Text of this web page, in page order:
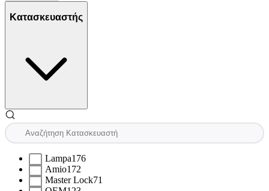
Κατασκευαστής
Lampa176
Amio172
Master Lock71